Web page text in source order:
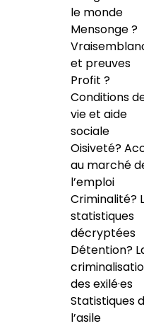
le monde
Mensonge ?
et preuves
Profit ?
Conditions
vie et aide
sociale
Oisiveté?
au marché
l’emploi
Criminalité?
statistiques
décryptées
Détention?
des exilé·es
Statistiques
l’asile